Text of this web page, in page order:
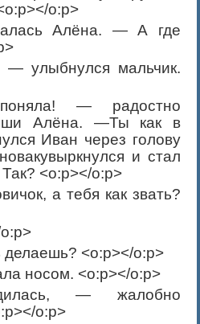
o:p>
Алёна. — А где
улыбнулся мальчик.
— радостно
Алёна. —Ты как в
Иван через голову
и стал
<o:p></o:p>
а тебя как звать?
<o:p></o:p>
носом. <o:p></o:p>
— жалобно
o:p>